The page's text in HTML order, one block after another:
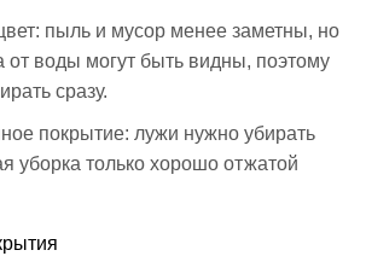
пыль и мусор менее заметны, но
от воды могут быть видны, поэтому
сразу.
покрытие: лужи нужно убирать
уборка только хорошо отжатой